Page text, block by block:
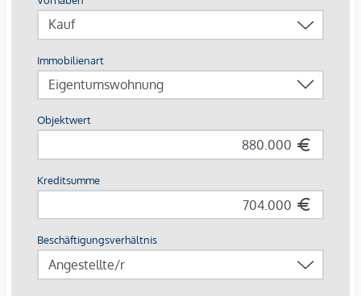
laufende Instandhaltung individuell und selbstbestimmt
gesteuert werden.
Eckdaten
Baujahr ca. 1965
Eckreihenhaus in ruhiger Wohnlage
Garage
Keine Hausverwaltungskosten dank autarker Struktur
Highlights
Großzügiger Süd- und Südwestgarten mit viel Sonne